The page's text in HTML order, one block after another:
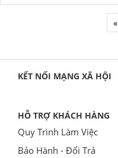
«
KẾT NỐI MẠNG XÃ HỘI
HỖ TRỢ KHÁCH HÀNG
Quy Trình Làm Việc
Bảo Hành - Đổi Trả